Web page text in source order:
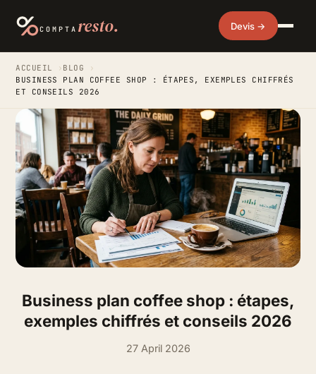
COMPTA resto. Devis →
ACCUEIL › BLOG
›
BUSINESS PLAN COFFEE SHOP : ÉTAPES, EXEMPLES CHIFFRÉS
ET CONSEILS 2026
Business plan coffee shop : étapes,
exemples chiffrés et conseils 2026
27 April 2026